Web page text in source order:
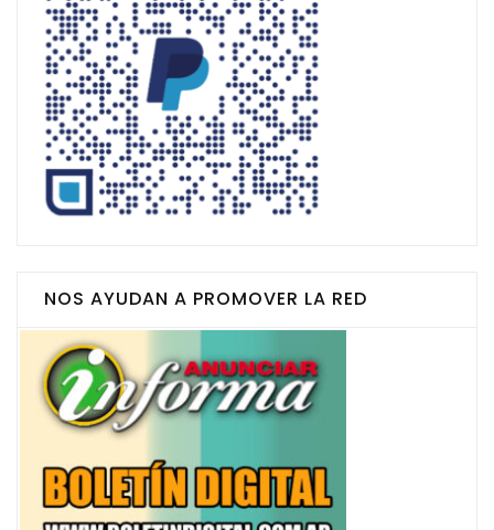
NOS AYUDAN A PROMOVER LA RED